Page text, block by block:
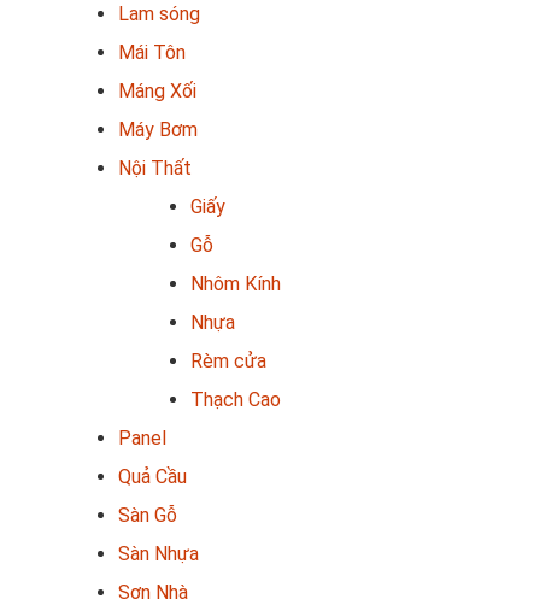
Lam sóng
Mái Tôn
Máng Xối
Máy Bơm
Nội Thất
Giấy
Gỗ
Nhôm Kính
Nhựa
Rèm cửa
Thạch Cao
Panel
Quả Cầu
Sàn Gỗ
Sàn Nhựa
Sơn Nhà